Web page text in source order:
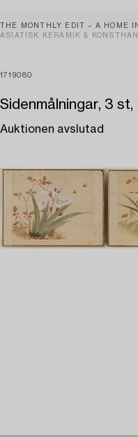
THE MONTHLY EDIT – A HOME
ASIATISK KERAMIK &
1719080
Sidenmålningar, 3
Auktionen avslutad